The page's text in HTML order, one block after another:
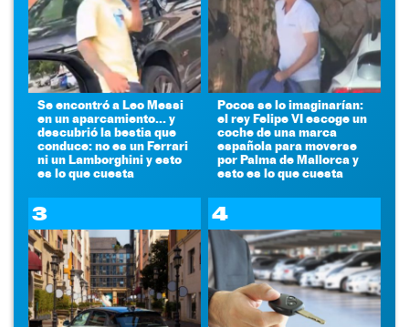
Se encontró a Leo Messi
en un aparcamiento... y
descubrió la bestia que
conduce: no es un Ferrari
ni un Lamborghini y esto
es lo que cuesta
Pocos se lo imaginarían:
el rey Felipe VI escoge un
coche de una marca
española para moverse
por Palma de Mallorca y
esto es lo que cuesta
3 4